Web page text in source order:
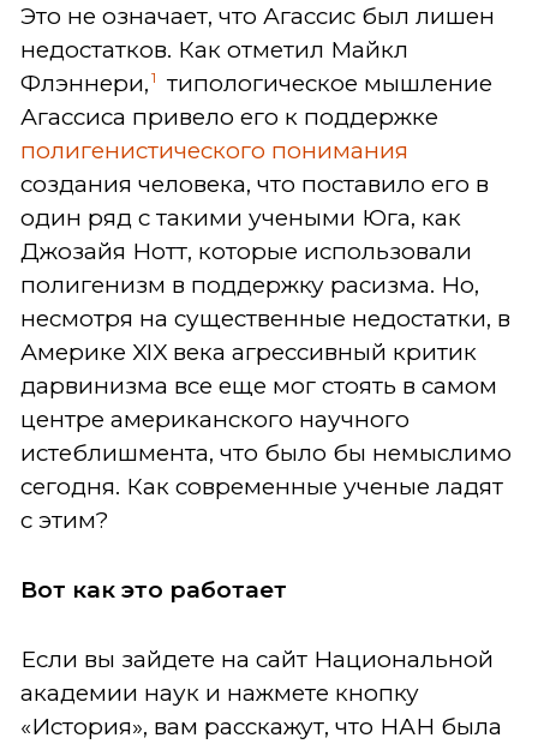
Это не означает, что Агассис был лишен
недостатков. Как отметил Майкл
Флэннери, 1
типологическое мышление
Агассиса привело его к поддержке
полигенистического понимания
создания человека, что поставило его в
один ряд с такими учеными Юга, как
Джозайя Нотт, которые использовали
полигенизм в поддержку расизма. Но,
несмотря на существенные недостатки, в
Америке XIX века агрессивный критик
дарвинизма все еще мог стоять в самом
центре американского научного
истеблишмента, что было бы немыслимо
сегодня. Как современные ученые ладят
с этим?
Вот как это работает
Если вы зайдете на сайт Национальной
академии наук и нажмете кнопку
«История», вам расскажут, что НАН была